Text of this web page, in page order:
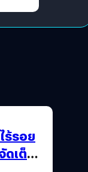
ร้รอย
ดเต็ม